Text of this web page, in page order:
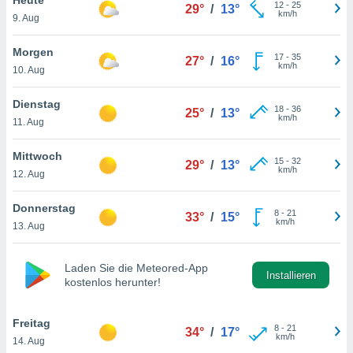
oder
Partner
es uns
das
der
Profil zu
Ihnen
finden
. Sie
jederzeit
Sie
9. Aug
29° / 13° 12- 25
km/h
Morgen
10. Aug
27° / 16° 17- 35
km/h
Dienstag
11. Aug
25° / 13° 18- 36
km/h
Mittwoch
12. Aug
29° / 13° 15- 32
km/h
Donnerstag
13. Aug
33° / 15° 8- 21
km/h
Laden Sie die Meteored-App
kostenlos herunter!
Installieren
Freitag
14. Aug
34° / 17° 8- 21
km/h